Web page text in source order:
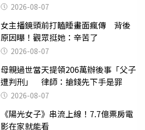
2026-08-07
女主播鏡頭前打瞌睡畫面瘋傳 背後
原因曝！觀眾挺她：辛苦了
2026-08-07
母親過世當天提領206萬辦後事「父子
遭判刑」 律師：搶錢先下手是罪
2026-08-07
《陽光女子》串流上線！7.7億票房電
影在家就能看